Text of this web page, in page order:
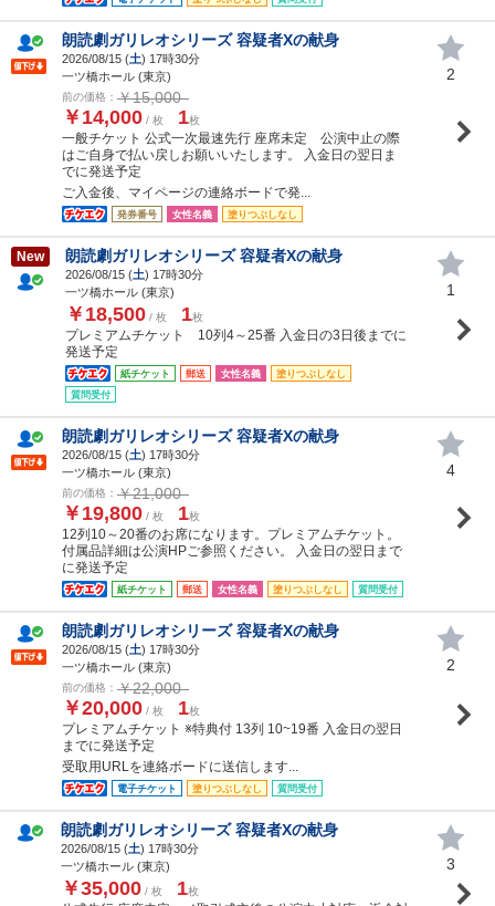
朗読劇ガリレオシリーズ 容疑者Xの献身
2026/08/15 (土) 17時30分
一ツ橋ホール (東京)
前の価格： ￥15,000
￥14,000 / 枚 1枚
一般チケット 公式一次最速先行 座席未定 公演中止の際
はご自身で払い戻しお願いいたします。 入金日の翌日ま
でに発送予定
ご入金後、マイページの連絡ボードで発...
発券番号 女性名義 塗りつぶしなし
2
New 朗読劇ガリレオシリーズ 容疑者Xの献身
2026/08/15 (土) 17時30分
一ツ橋ホール (東京)
￥18,500 / 枚 1枚
プレミアムチケット 10列4～25番 入金日の3日後までに
発送予定
紙チケット 郵送 女性名義
塗りつぶしなし
質問受付
1
朗読劇ガリレオシリーズ 容疑者Xの献身
2026/08/15 (土) 17時30分
一ツ橋ホール (東京)
前の価格： ￥21,000
￥19,800 / 枚 1枚
12列10～20番のお席になります。プレミアムチケット。
付属品詳細は公演HPご参照ください。 入金日の翌日まで
に発送予定
紙チケット 郵送 女性名義 塗りつぶしなし 質問受付
4
朗読劇ガリレオシリーズ 容疑者Xの献身
2026/08/15 (土) 17時30分
一ツ橋ホール (東京)
前の価格： ￥22,000
￥20,000 / 枚 1枚
プレミアムチケット ※特典付 13列 10~19番 入金日の翌日
までに発送予定
受取用URLを連絡ボードに送信します...
電子チケット 塗りつぶしなし 質問受付
2
朗読劇ガリレオシリーズ 容疑者Xの献身
2026/08/15 (土) 17時30分
一ツ橋ホール (東京)
￥35,000 / 枚 1枚
3